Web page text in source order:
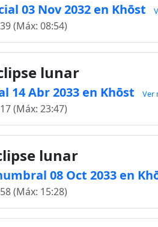
03 Nov 2032 en Khōst
(Máx: 08:54)
lunar
14 Abr 2033 en Khōst Ver
(Máx: 23:47)
lunar
08 Oct 2033 en
(Máx: 15:28)